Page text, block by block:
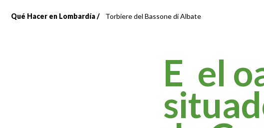
Sobrescribir
Qué Hacer en Lombardía Torbiere del Bassone di Albate
E el